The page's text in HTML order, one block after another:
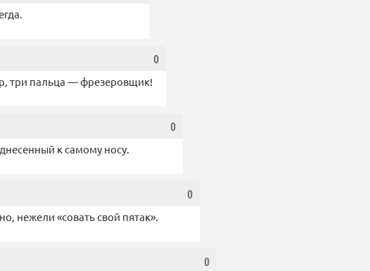
0
три пальца — фрезеровщик!
0
к самому носу.
0
нежели «совать свой пятак».
0